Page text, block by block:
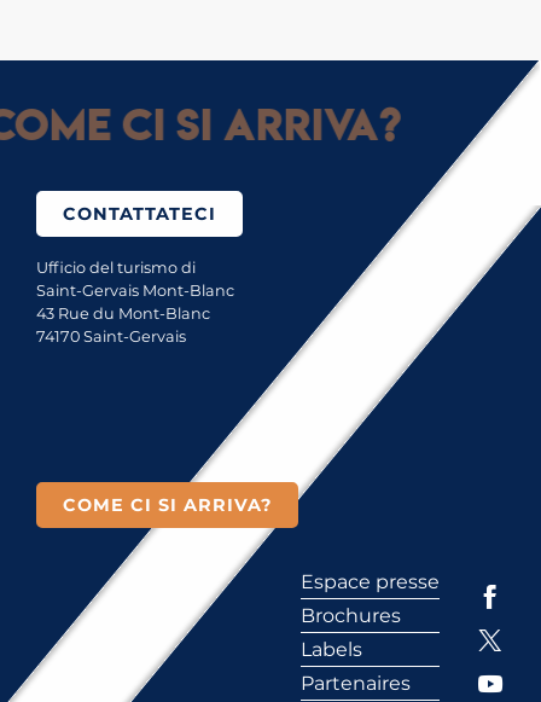
ci si arriva?
CONTATTATECI
Ufficio del turismo di
Saint-Gervais Mont-Blanc
43 Rue du Mont-Blanc
74170 Saint-Gervais
COME CI SI ARRIVA?
Espace presse
Brochures
Labels
Partenaires